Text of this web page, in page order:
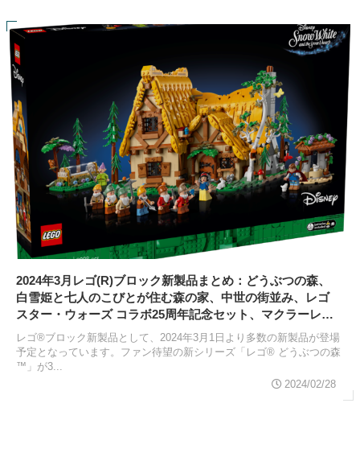
2024年3月レゴ(R)ブロック新製品まとめ：どうぶつの森、
白雪姫と七人のこびとが住む森の家、中世の街並み、レゴ
スター・ウォーズ コラボ25周年記念セット、マクラーレン
MP4/4＆アイルトンセナなど
レゴ®ブロック新製品として、2024年3月1日より多数の新製品が登場
予定となっています。ファン待望の新シリーズ「レゴ® どうぶつの森
™」が3...
2024/02/28